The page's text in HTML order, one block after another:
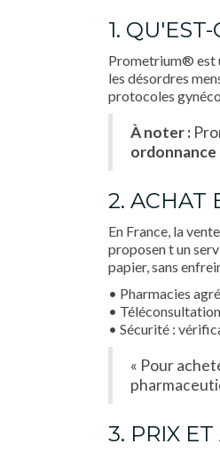
1.
Prometrium® est
les désordres
protocoles
À noter :
ordonnance
2. ACHAT
En France, la
proposen t un
papier, sans
• Pharmacies
•
• Sécurité :
« Pour
3. PRIX